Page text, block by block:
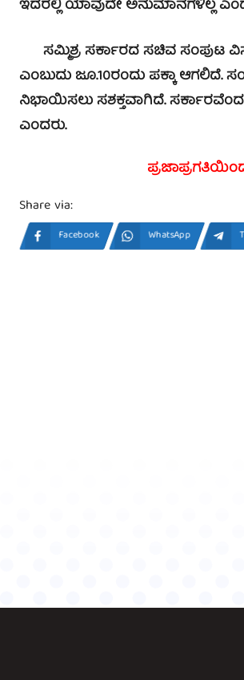
ಇದರಲ್ಲಿ ಯಾವುದೇ ಅನುಮಾನಗಳಿಲ್ಲ
ಸಮ್ಮಿಶ್ರ ಸರ್ಕಾರದ ಸಚಿವ ಸಂಪುಟ
ಎಂಬುದು ಜೂ.10ರಂದು ಪಕ್ಕಾ ಆಗಲಿದೆ.
ನಿಭಾಯಿಸಲು ಸಶಕ್ತವಾಗಿದೆ.
ಎಂದರು.
Share via:
Facebook WhatsApp